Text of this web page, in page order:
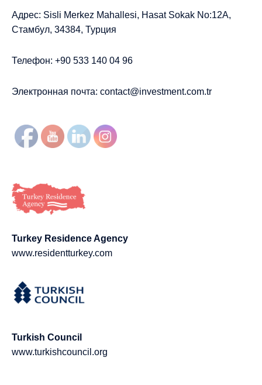
Адрес: Sisli Merkez Mahallesi, Hasat Sokak No:12A,
Стамбул, 34384, Турция
Телефон: +90 533 140 04 96
Электронная почта: contact@investment.com.tr
Turkey Residence Agency
www.residentturkey.com
Turkish Council
www.turkishcouncil.org